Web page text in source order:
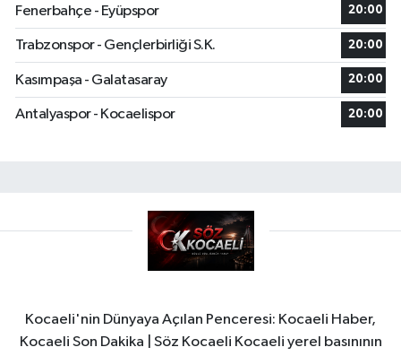
Fenerbahçe - Eyüpspor 20:00
Trabzonspor - Gençlerbirliği S.K. 20:00
Kasımpaşa - Galatasaray 20:00
Antalyaspor - Kocaelispor 20:00
Kocaeli'nin Dünyaya Açılan Penceresi: Kocaeli Haber,
Kocaeli Son Dakika | Söz Kocaeli Kocaeli yerel basınının